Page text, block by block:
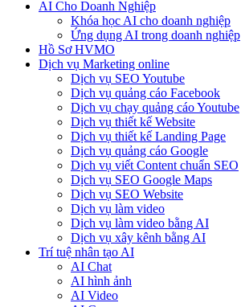
AI Cho Doanh Nghiệp
Khóa học AI cho doanh nghiệp
Ứng dụng AI trong doanh nghiệp
Hồ Sơ HVMO
Dịch vụ Marketing online
Dịch vụ SEO Youtube
Dịch vụ quảng cáo Facebook
Dịch vụ chạy quảng cáo Youtube
Dịch vụ thiết kế Website
Dịch vụ thiết kế Landing Page
Dịch vụ quảng cáo Google
Dịch vụ viết Content chuẩn SEO
Dịch vụ SEO Google Maps
Dịch vụ SEO Website
Dịch vụ làm video
Dịch vụ làm video bằng AI
Dịch vụ xây kênh bằng AI
Trí tuệ nhân tạo AI
AI Chat
AI hình ảnh
AI Video